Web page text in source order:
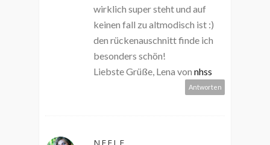
wirklich super steht und auf
keinen fall zu altmodisch ist :)
den rückenauschnitt finde ich
besonders schön!
Liebste Grüße, Lena von nhss
Antworten